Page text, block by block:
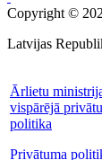
Copyright ©
Latvijas
Ārlietu
vispārējā
politika
Privātuma